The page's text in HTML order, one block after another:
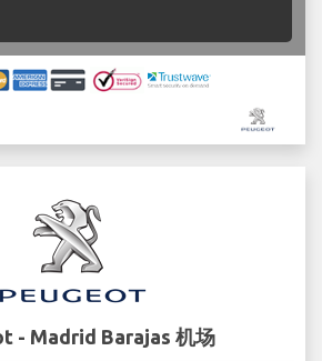
- Madrid Barajas 机场